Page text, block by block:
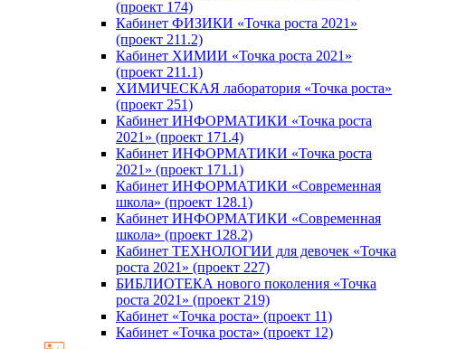
(проект 174)
Кабинет ФИЗИКИ «Точка роста 2021»
(проект 211.2)
Кабинет ХИМИИ «Точка роста 2021»
(проект 211.1)
ХИМИЧЕСКАЯ лаборатория «Точка роста»
(проект 251)
Кабинет ИНФОРМАТИКИ «Точка роста
2021» (проект 171.4)
Кабинет ИНФОРМАТИКИ «Точка роста
2021» (проект 171.1)
Кабинет ИНФОРМАТИКИ «Современная
школа» (проект 128.1)
Кабинет ИНФОРМАТИКИ «Современная
школа» (проект 128.2)
Кабинет ТЕХНОЛОГИИ для девочек «Точка
роста 2021» (проект 227)
БИБЛИОТЕКА нового поколения «Точка
роста 2021» (проект 219)
Кабинет «Точка роста» (проект 11)
Кабинет «Точка роста» (проект 12)